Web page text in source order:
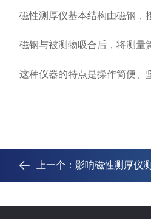
磁性测厚仪基本结构由磁钢，
磁钢与被测物吸合后，将测量簧
这种仪器的特点是操作简便、坚
上一个： 影响磁性测厚仪